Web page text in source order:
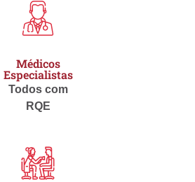
Médicos
Especialistas
Todos com
RQE